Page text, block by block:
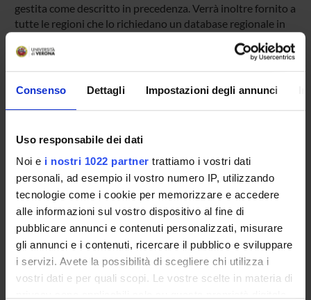
Consenso Dettagli Impostazioni degli annunci
Uso responsabile dei dati
Noi e i nostri 1022 partner trattiamo i vostri dati
personali, ad esempio il vostro numero IP, utilizzando
tecnologie come i cookie per memorizzare e accedere
alle informazioni sul vostro dispositivo al fine di
pubblicare annunci e contenuti personalizzati, misurare
gli annunci e i contenuti, ricercare il pubblico e sviluppare
i servizi. Avete la possibilità di scegliere chi utilizza i
vostri dati e per quali scopi. Le vostre scelte in materia di
gestita come descritto in precedenza. Verrà inoltre fornito a
tutte le regioni che lo richiedano un database regionale in
AIFA - Associazione Italiana del Farmaco
PROJECT PARTICIPANTS
Carlo Combi
Full Professor
Ugo Moretti
Associate Professor